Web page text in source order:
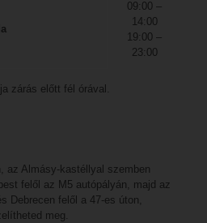
09:00 –
14:00
19:00 –
23:00
zárás előtt fél órával.
az Almásy-kastéllyal szemben
felől az M5 autópályán, majd az
Debrecen felől a 47-es úton,
meg.